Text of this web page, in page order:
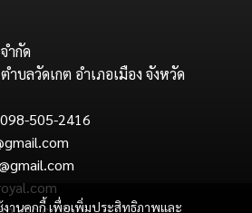
งานคุกกี้ เพื่อเพิ่มประสิทธิภาพและ
ำกัด
บลวัดเกต อำเภอเมือง จังหวัด
505-2416